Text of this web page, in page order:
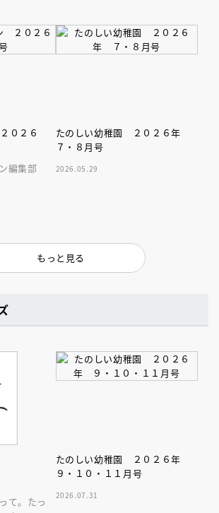
０２６
編集部
たのしい幼稚園 ２０２６年
７・８月号
2026.05.29
もっと見る
て。たっ
たのしい幼稚園 ２０２６年
９・１０・１１月号
2026.07.31